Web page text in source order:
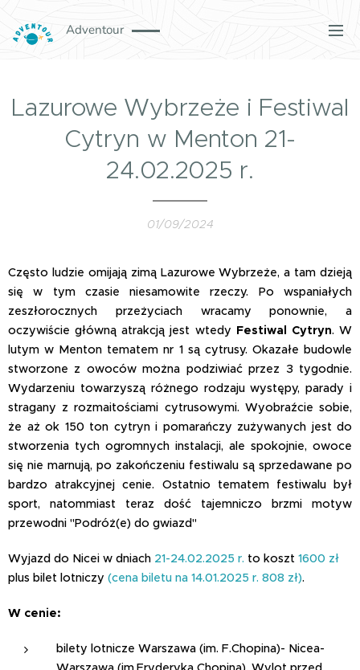
Adventour
Lazurowe Wybrzeże i Festiwal
Cytryn w Menton 21-
24.02.2025 r.
01/09/2024
Często ludzie omijają zimą Lazurowe Wybrzeże, a tam dzieją
się w tym czasie niesamowite rzeczy. Po wspaniałych
zeszłorocznych przeżyciach wracamy ponownie, a
oczywiście główną atrakcją jest wtedy Festiwal Cytryn. W
lutym w Menton tematem nr 1 są cytrusy. Okazałe budowle
stworzone z owoców można podziwiać przez 3 tygodnie.
Wydarzeniu towarzyszą różnego rodzaju występy, parady i
stragany z rozmaitościami cytrusowymi. Wyobraźcie sobie,
że aż ok 150 ton cytryn i pomarańczy zużywanych jest do
stworzenia tych ogromnych instalacji, ale spokojnie, owoce
się nie marnują, po zakończeniu festiwalu są sprzedawane po
bardzo atrakcyjnej cenie. Ostatnio tematem festiwalu był
sport, natommiast teraz dość tajemniczo brzmi motyw
przewodni "Podróż(e) do gwiazd"
Wyjazd do Nicei w dniach 21-24.02.2025 r. to koszt 1600 zł
plus bilet lotniczy (cena biletu na 14.01.2025 r. 808 zł).
W cenie:
bilety lotnicze Warszawa (im. F.Chopina)- Nicea-